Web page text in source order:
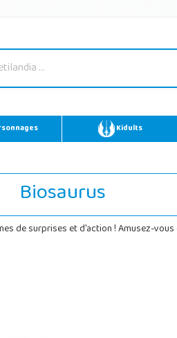
Kidults
Biosaurus
de surprises et d'action ! Amusez-